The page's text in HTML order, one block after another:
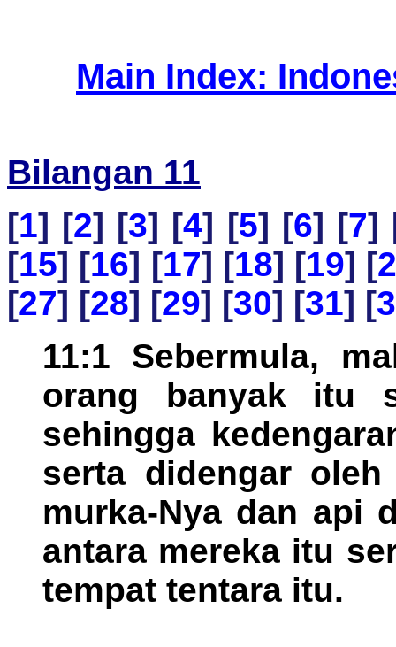
Main Index:
Bilangan 11
[1] [2] [3] [4] [5] [6] [7]
[15] [16] [17] [18] [19] [
[27] [28] [29] [30] [31] [
11:1 Sebermula,
orang banyak itu
sehingga
serta didengar oleh
murka-Nya dan api
antara mereka itu
tempat tentara itu.